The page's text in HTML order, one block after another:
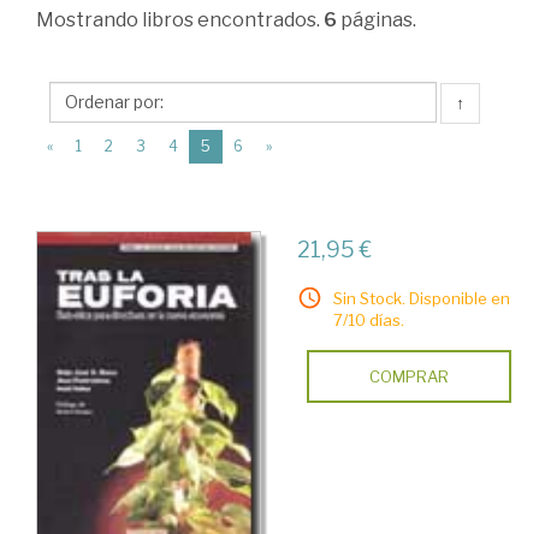
la
Prentice
Hall
Mostrando libros encontrados. 6 páginas.
↑
« 1 2 3 4 5 (current)
6 »
21,95 €
Sin Stock. Disponible en
7/10 días.
COMPRAR